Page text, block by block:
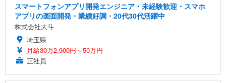
スマートフォンアプリ開発エンジニア・未経験歓迎・スマホ
アプリの画面開発・業績好調・20代30代活躍中
株式会社大斗
埼玉県
月給30万2,900円～50万円
正社員